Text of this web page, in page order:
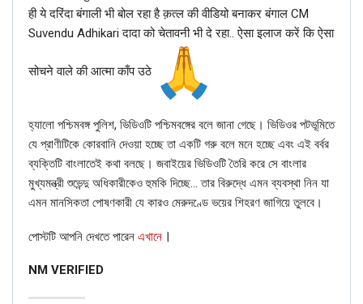
FAKE NEWS BUSTER
Name
ही ये दरिंदा बंगाली भी बोल रहा है क़त्ल की वीडियो बनाकर बंगाल CM
Suvendu Adhikari दादा को चेतावनी भी दे रहा.. ऐसा इलाज करें कि ऐसा
सोचने वाले की आत्मा काँप उठे
হ্যালো পশ্চিমবঙ্গ পুলিশ, ভিডিওটি পশ্চিমবঙ্গের বলে জানা গেছে। ভিডিওর পটভূমিতে
যে প্রাণীটিকে কোরবানি দেওয়া হচ্ছে তা একটি গরু বলে মনে হচ্ছে এবং এই বর্বর
ব্যক্তিটি বাংলাতেই কথা বলছে। জবাইয়ের ভিডিওটি তৈরি করে সে বাংলার
মুখ্যমন্ত্রী শুভেন্দু অধিকারীকেও হুমকি দিচ্ছে… তার বিরুদ্ধে এমন ব্যবস্থা নিন যা
এমন মানসিকতা পোষণকারী যে কারও মেরুদণ্ডে ভয়ের শিহরণ জাগিয়ে তুলবে।
পোস্টটি আপনি দেখতে পারেন এখানে ।
NM VERIFIED